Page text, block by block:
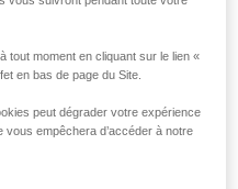
tout moment en cliquant sur le lien «
en bas de page du Site.
peut dégrader votre expérience
empêchera d’accéder à notre